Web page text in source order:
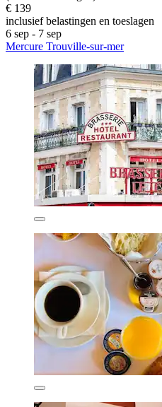
€ 139
inclusief belastingen en toeslagen
6 sep - 7 sep
Mercure Trouville-sur-mer